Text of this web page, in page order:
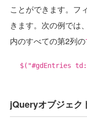
ことができます。フ
きます。次の例では
内のすべての第2列の
$("#gdEntries
jQueryオブジェク